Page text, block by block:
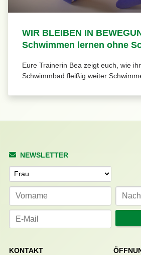
WIR BLEIBEN IN
Schwimmen lernen ohne
Eure Trainerin Bea zeigt euch, wie
Schwimmbad fleißig weiter
NEWSLETTER
Anrede
KONTAKT